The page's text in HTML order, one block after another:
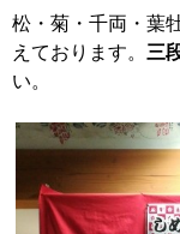
松・菊・千両・葉
えております。 三
い。